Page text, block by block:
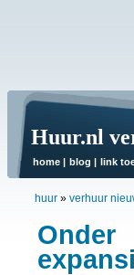
Huur.nl
home | blog | link
huur » verhuur